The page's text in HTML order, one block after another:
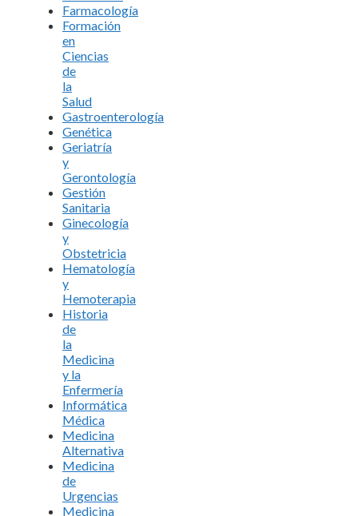
Farmacología
Formación
en
Ciencias
de
la
Salud
Gastroenterología
Genética
Geriatría
y
Gerontología
Gestión
Sanitaria
Ginecología
y
Obstetricia
Hematología
y
Hemoterapia
Historia
de
la
Medicina
y la
Enfermería
Informática
Médica
Medicina
Alternativa
Medicina
de
Urgencias
Medicina